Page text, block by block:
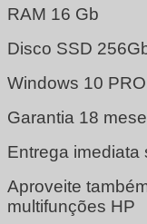
RAM 16 Gb
Disco SSD
Windows 10 PRO
Garantia 18
Entrega imediata
Aproveite
multifunções HP